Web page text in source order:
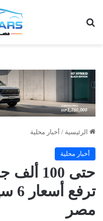
الرئيسية / أخبار محلية
أخبار محلية
حتى
مصر